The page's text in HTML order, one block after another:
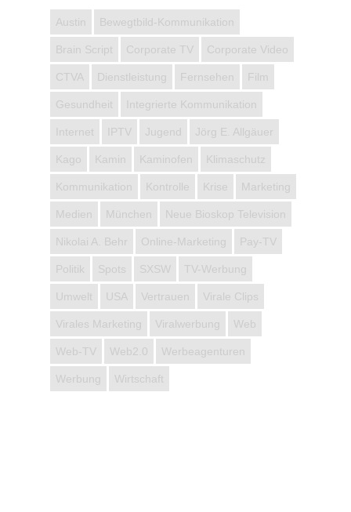
Austin Bewegtbild-Kommunikation
Brain Script Corporate TV Corporate Video
CTVA Dienstleistung Fernsehen Film
Gesundheit Integrierte Kommunikation
Internet IPTV Jugend Jörg E. Allgäuer
Kago Kamin Kaminofen Klimaschutz
Kommunikation Kontrolle Krise Marketing
Medien München Neue Bioskop Television
Nikolai A. Behr Online-Marketing Pay-TV
Politik Spots SXSW TV-Werbung
Umwelt USA Vertrauen Virale Clips
Virales Marketing Viralwerbung Web
Web-TV Web2.0 Werbeagenturen
Werbung Wirtschaft